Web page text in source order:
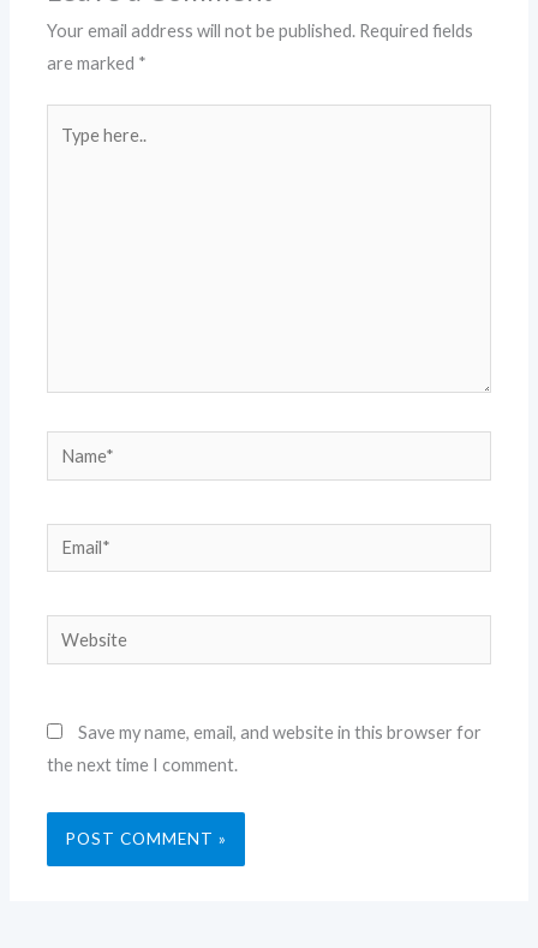
Your email address will not be published. Required fields
are marked *
here..
Name*
Email*
Website
Save my name, email, and website in this browser for
the next time I comment.